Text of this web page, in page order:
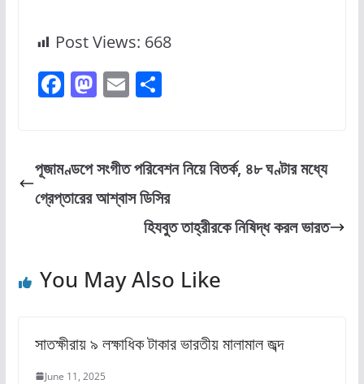
Post Views: 668
F
e
b
o
M
o
d
o
E
l
S
e
পূজামণ্ডপে সংগীত পরিবেশন নিয়ে বিতর্ক, ৪৮ ঘণ্টার মধ্যে
গ্রেপ্তারের আশ্বাস ডিসির
হিযবুত তাহ্‌রীরকে নিষিদ্ধ করল ভারত
You May Also Like
সাতক্ষীরায় ৯ লক্ষাধিক টাকার ভারতীয় মালামাল জব্দ
June 11, 2025